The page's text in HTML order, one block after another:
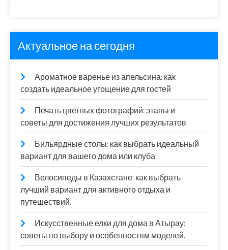
Актуальное на сегодня
Ароматное варенье из апельсина: как
создать идеальное угощение для гостей
Печать цветных фотографий: этапы и
советы для достижения лучших результатов
Бильярдные столы: как выбрать идеальный
вариант для вашего дома или клуба
Велосипеды в Казахстане: как выбрать
лучший вариант для активного отдыха и
путешествий.
Искусственные елки для дома в Атырау:
советы по выбору и особенностям моделей.